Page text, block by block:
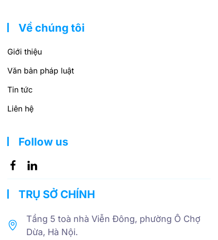
Về chúng tôi
Giới thiệu
Văn bản pháp luật
Tin tức
Liên hệ
Follow us
TRỤ SỞ CHÍNH
Tầng 5 toà nhà Viễn Đông, phường Ô Chợ
Dừa, Hà Nội.